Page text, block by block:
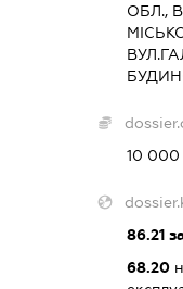
ОБЛ.,
10 000
86.21
68.20